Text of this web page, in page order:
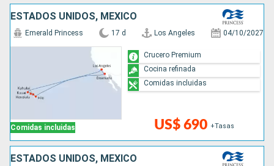
ESTADOS UNIDOS, MÉXICO
Comidas incluidas
Emerald Princess 17 d Los Angeles 04/10/2027
US$ 690 +Tasas
Crucero Premium
Cocina refinada
Comidas incluidas
ESTADOS UNIDOS, MÉXICO